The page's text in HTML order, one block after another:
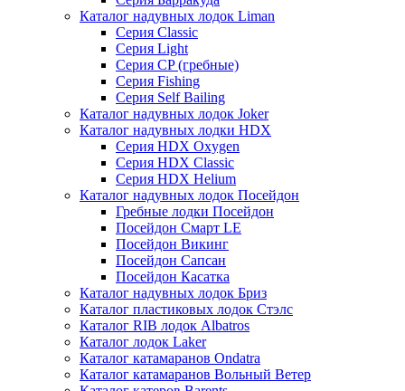
Каталог надувных лодок Liman
Серия Classic
Серия Light
Серия CP (гребные)
Серия Fishing
Серия Self Bailing
Каталог надувных лодок Joker
Каталог надувных лодки HDX
Серия HDX Oxygen
Серия HDX Classic
Серия HDX Helium
Каталог надувных лодок Посейдон
Гребные лодки Посейдон
Посейдон Смарт LE
Посейдон Викинг
Посейдон Сапсан
Посейдон Касатка
Каталог надувных лодок Бриз
Каталог пластиковых лодок Стэлс
Каталог RIB лодок Albatros
Каталог лодок Laker
Каталог катамаранов Ondatra
Каталог катамаранов Вольный Ветер